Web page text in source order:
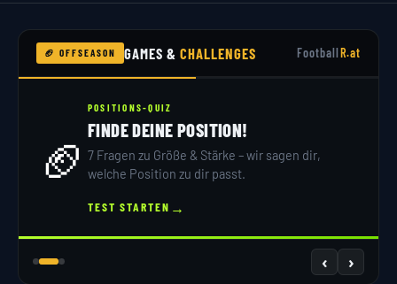
🏈 OFFSEASON GAMES &CHALLENGES FootballR.at
🏈
POSITIONS-QUIZ
FINDE DEINE POSITION!
7 Fragen zu Größe & Stärke – wir sagen dir,
welche Position zu dir passt.
TEST STARTEN →
‹ ›